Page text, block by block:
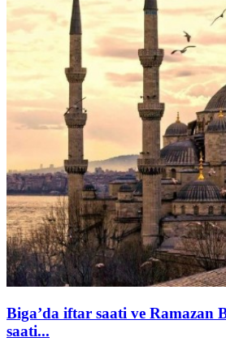
Biga’da iftar saati ve Ramazan
saati...